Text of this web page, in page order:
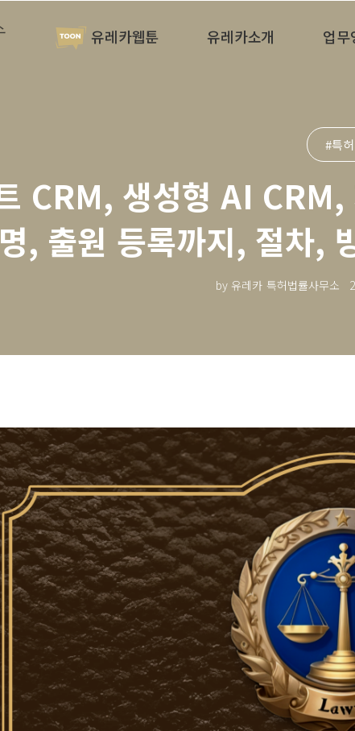
유레카웹툰 유레카소개 업무
#특허
CRM, 생성형 AI CRM,
, 출원 등록까지, 절차,
by 유레카 특허법률사무소